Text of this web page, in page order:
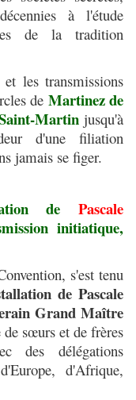
à l'étude
de la tradition
les transmissions
de Martinez de
Martinjusqu'à
d'une filiation
jamais se figer.
de Pascale
initiatique,
s'est tenu
de Pascale
Grand Maître
de sœurs et de frères
des délégations
d'Afrique,